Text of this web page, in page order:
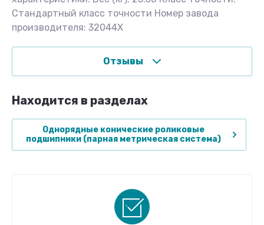
Стандартный класс точности Номер завода
производителя: 32044X
Отзывы
Находится в разделах
Однорядные конические роликовые
подшипники (парная метрическая система)